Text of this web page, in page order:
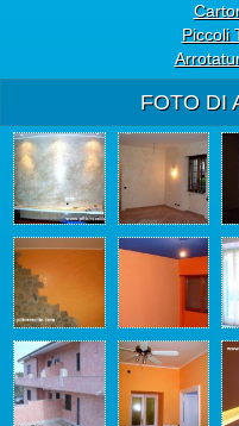
Piccoli
FOTO DI